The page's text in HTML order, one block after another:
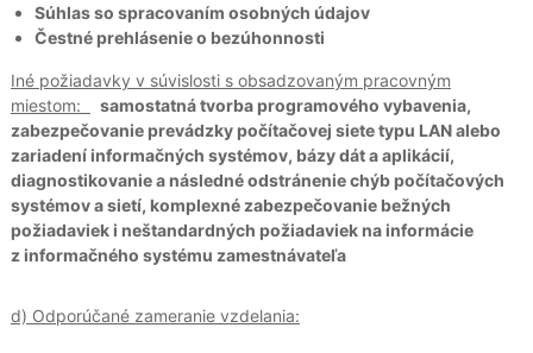
Súhlas so spracovaním osobných údajov
Čestné prehlásenie o bezúhonnosti
Iné požiadavky v súvislosti s obsadzovaným pracovným
miestom:
samostatná tvorba programového vybavenia,
zabezpečovanie prevádzky počítačovej siete typu LAN alebo
zariadení informačných systémov, bázy dát a aplikácií,
diagnostikovanie a následné odstránenie chýb počítačových
systémov a sietí, komplexné zabezpečovanie bežných
požiadaviek i neštandardných požiadaviek na informácie
z informačného systému zamestnávateľa
d) Odporúčané zameranie vzdelania: